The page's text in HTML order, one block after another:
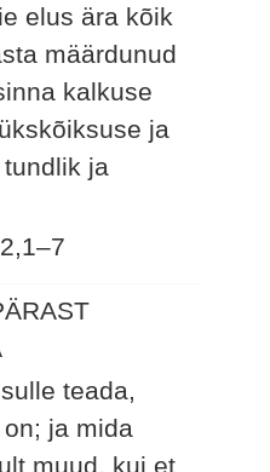
elus ära kõik
määrdunud
kalkuse
ja
ja
teada,
ja mida
muud, kui et